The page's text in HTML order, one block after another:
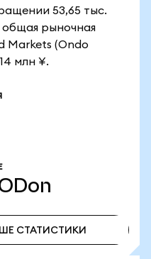
53,65 тыс.
общая рыночная
Markets (Ondo
млн ¥.
СТАТИСТИКИ